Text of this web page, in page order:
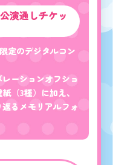
演通しチケッ
定のデジタルコン
ーションオフショ
（3種）に加え、
るメモリアルフォ